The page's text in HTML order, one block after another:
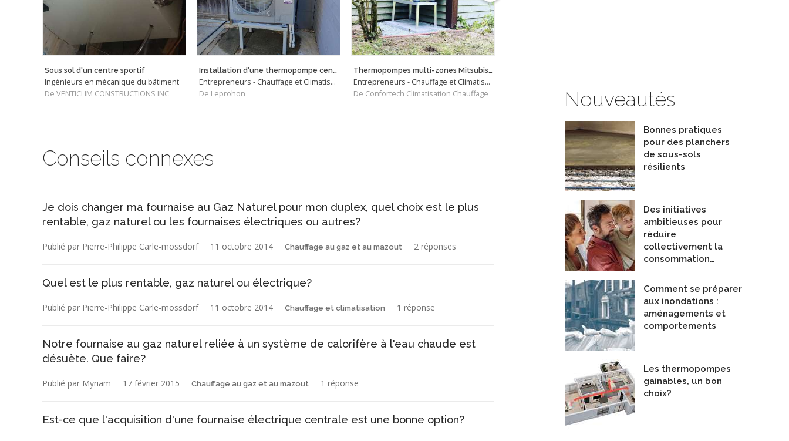
Nouveautés
Bonnes pratiques
pour des planchers
de sous-sols
résilients
Des initiatives
ambitieuses pour
réduire
collectivement la
consommation…
Comment se préparer
aux inondations :
aménagements et
comportements
Les thermopompes
gainables, un bon
choix?
Sous sol d'un centre sportif
Ingénieurs en mécanique du bâtiment
De VENTICLIM CONSTRUCTIONS INC
Installation d'une thermopompe centrale Gree
Entrepreneurs - Chauffage et Climatisation
De Leprohon
Thermopompes multi-zones Mitsubishi Electric
Entrepreneurs - Chauffage et Climatisation
De Confortech Climatisation Chauffage
De Climatisation Novatrix Inc.
De THERMO THERIAULT INC
Conseils connexes
Je dois changer ma fournaise au Gaz Naturel pour mon duplex, quel choix est le plus
rentable, gaz naturel ou les fournaises électriques ou autres?
Publié par Pierre-Philippe Carle-mossdorf 11 octobre 2014 Chauffage au gaz et au mazout 2 réponses
Quel est le plus rentable, gaz naturel ou électrique?
Publié par Pierre-Philippe Carle-mossdorf 11 octobre 2014 Chauffage et climatisation 1 réponse
Notre fournaise au gaz naturel reliée à un système de calorifère à l'eau chaude est
désuète. Que faire?
Publié par Myriam 17 février 2015 Chauffage au gaz et au mazout 1 réponse
Est-ce que l'acquisition d'une fournaise électrique centrale est une bonne option?